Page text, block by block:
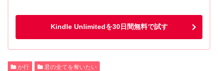
Kindle Unlimitedを30日間無料で試す
か行 君の全てを奪いたい